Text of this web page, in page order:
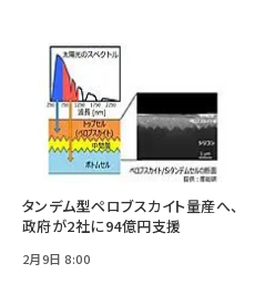
タンデム型ペロブスカイト量産へ、
政府が2社に94億円支援
2月9日 8:00